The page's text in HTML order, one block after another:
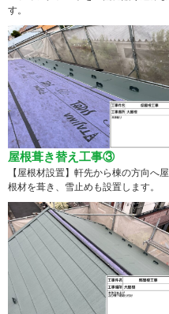
す。
屋根葺き替え工事③
【屋根材設置】軒先から棟の方向へ屋
根材を葺き、雪止めも設置します。